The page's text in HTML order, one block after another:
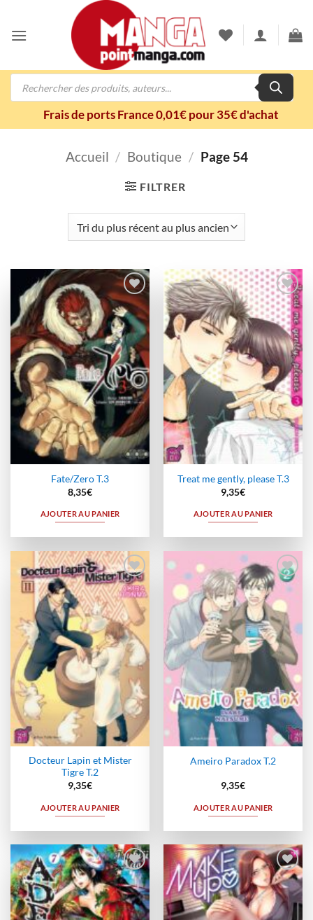
contenu
Recherche
Frais de ports France 0,01€ pour 35€ d'achat
Accueil / Boutique / Page 54
FILTRER
Ajouter
à la
wishlist
Fate/Zero T.3
8,35€
AJOUTER AU PANIER
Ajouter
à la
wishlist
Treat me gently, please T.3
9,35€
AJOUTER AU PANIER
Ajouter
à la
wishlist
Docteur Lapin et Mister
Tigre T.2
9,35€
AJOUTER AU PANIER
Ajouter
wishlist
Ameiro Paradox T.2
9,35€
AJOUTER AU PANIER
Ajouter
à la
wishlist
Ajouter
à la
wishlist